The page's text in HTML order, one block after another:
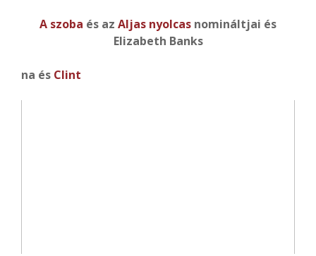
A szoba és az Aljas nyolcas nomináltjai és
Elizabeth Banks
na és Clint